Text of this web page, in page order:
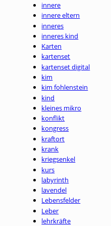
innere
innere eltern
inneres
inneres kind
Karten
kartenset
kartenset digital
kim
kim fohlenstein
kind
kleines mikro
konflikt
kongress
kraftort
krank
kriegsenkel
kurs
labyrinth
lavendel
Lebensfelder
Leber
lehrkräfte